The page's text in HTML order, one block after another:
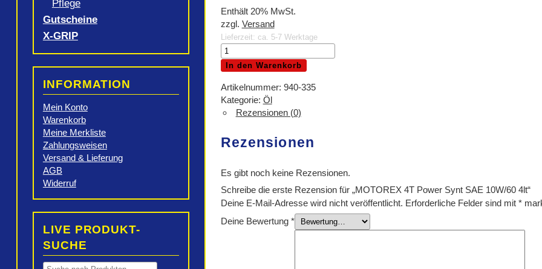
Pflege
Gutscheine
X-GRIP
INFORMATION
Mein Konto
Warenkorb
Meine Merkliste
Zahlungsweisen
Versand & Lieferung
AGB
Widerruf
LIVE PRODUKT-
SUCHE
Enthält 20% MwSt.
zzgl. Versand
Lieferzeit: ca. 5-7 Werktage
MOTOREX
4T
Power
Synt
SAE
10W/60
Menge
In den Warenkorb
Artikelnummer: 940-335
Kategorie: Öl
Rezensionen (0)
Rezensionen
Es gibt noch keine Rezensionen.
Schreibe die erste Rezension für „MOTOREX 4T Power Synt SAE 10W/60 4lt“
Deine E-Mail-Adresse wird nicht veröffentlicht. Erforderliche Felder sind mit *
Deine Bewertung *